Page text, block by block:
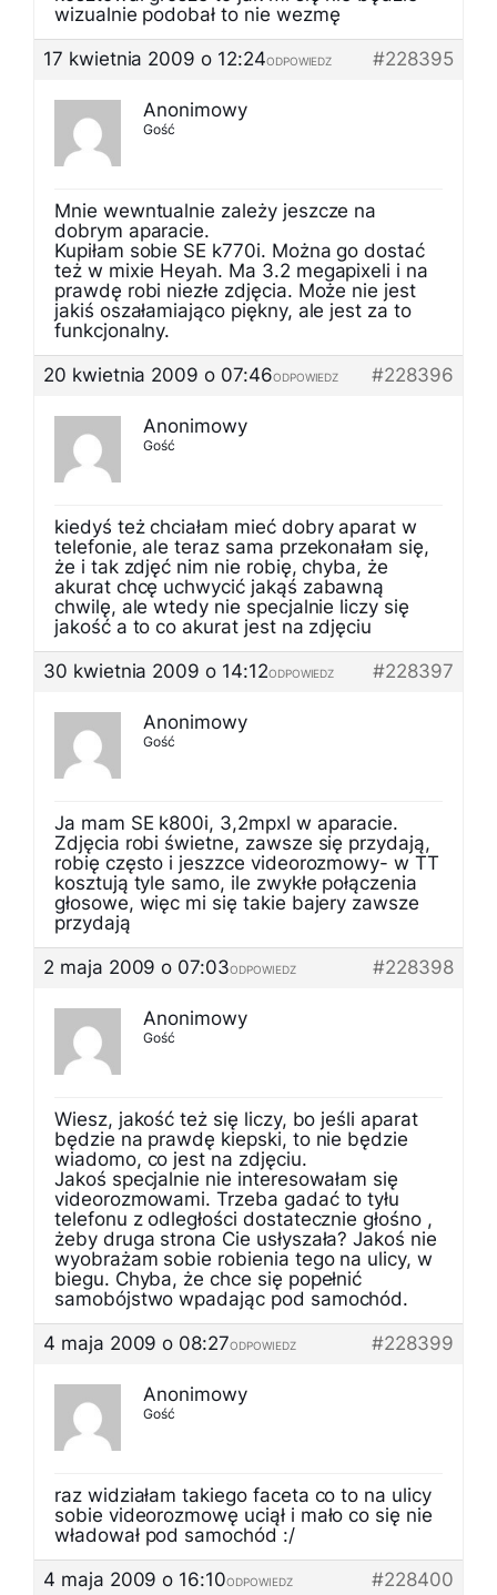
wizualnie podobał to nie wezmę
17 kwietnia 2009 o 12:24
#228395
ODPOWIEDZ
Anonimowy
Gość
Mnie wewntualnie zależy jeszcze na
dobrym aparacie.
Kupiłam sobie SE k770i. Można go dostać
też w mixie Heyah. Ma 3.2 megapixeli i na
prawdę robi niezłe zdjęcia. Może nie jest
jakiś oszałamiająco piękny, ale jest za to
funkcjonalny.
20 kwietnia 2009 o 07:46
#228396
ODPOWIEDZ
Anonimowy
Gość
kiedyś też chciałam mieć dobry aparat w
telefonie, ale teraz sama przekonałam się,
że i tak zdjęć nim nie robię, chyba, że
akurat chcę uchwycić jakąś zabawną
chwilę, ale wtedy nie specjalnie liczy się
jakość a to co akurat jest na zdjęciu
30 kwietnia 2009 o 14:12
#228397
ODPOWIEDZ
Anonimowy
Gość
Ja mam SE k800i, 3,2mpxl w aparacie.
Zdjęcia robi świetne, zawsze się przydają,
robię często i jeszzce videorozmowy- w TT
kosztują tyle samo, ile zwykłe połączenia
głosowe, więc mi się takie bajery zawsze
przydają
2 maja 2009 o 07:03
#228398
ODPOWIEDZ
Anonimowy
Gość
Wiesz, jakość też się liczy, bo jeśli aparat
będzie na prawdę kiepski, to nie będzie
wiadomo, co jest na zdjęciu.
Jakoś specjalnie nie interesowałam się
videorozmowami. Trzeba gadać to tyłu
telefonu z odległości dostatecznie głośno ,
żeby druga strona Cie usłyszała? Jakoś nie
wyobrażam sobie robienia tego na ulicy, w
biegu. Chyba, że chce się popełnić
samobójstwo wpadając pod samochód.
4 maja 2009 o 08:27
#228399
ODPOWIEDZ
Anonimowy
Gość
raz widziałam takiego faceta co to na ulicy
sobie videorozmowę uciął i mało co się nie
władował pod samochód :/
4 maja 2009 o 16:10
#228400
ODPOWIEDZ